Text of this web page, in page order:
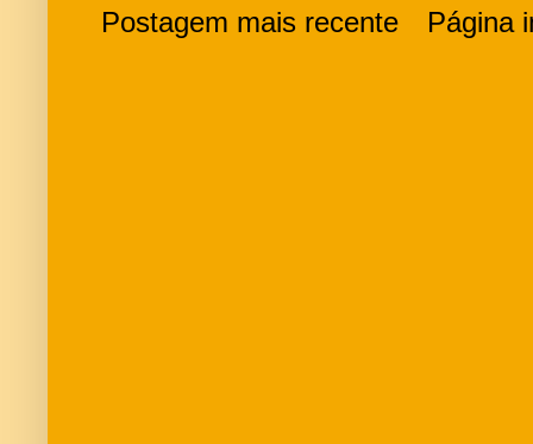
Postagem mais recente Página